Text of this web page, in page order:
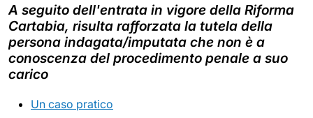
A seguito dell'entrata in vigore della Riforma
Cartabia, risulta rafforzata la tutela della
persona indagata/imputata che non è a
conoscenza del procedimento penale a suo
carico
Un caso pratico